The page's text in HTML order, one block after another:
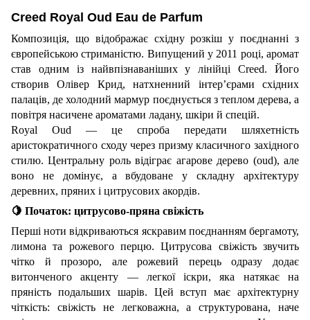
Creed Royal Oud Eau de Parfum
Композиція, що відображає східну розкіш у поєднанні з
європейською стриманістю. Випущений у 2011 році, аромат
став одним із найвпізнаваніших у лінійці Creed. Його
створив Олівер Крид, натхненний інтер’єрами східних
палаців, де холодний мармур поєднується з теплом дерева, а
повітря насичене ароматами ладану, шкіри й спецій.
Royal Oud — це спроба передати шляхетність
аристократичного сходу через призму класичного західного
стилю. Центральну роль відіграє агарове дерево (oud), але
воно не домінує, а вбудоване у складну архітектуру
деревних, пряних і цитрусових акордів.
🍋 Початок: цитрусово-пряна свіжість
Перші ноти відкриваються яскравим поєднанням бергамоту,
лимона та рожевого перцю. Цитрусова свіжість звучить
чітко й прозоро, але рожевий перець одразу додає
витонченого акценту — легкої іскри, яка натякає на
пряність подальших шарів.
Цей вступ має архітектурну
чіткість: свіжість не легковажна, а структурована, наче